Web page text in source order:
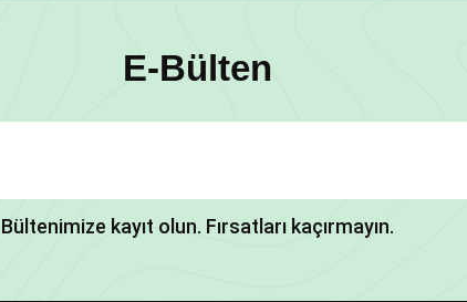
E-Bülten
Bültenimize kayıt olun. Fırsatları kaçırmayın.